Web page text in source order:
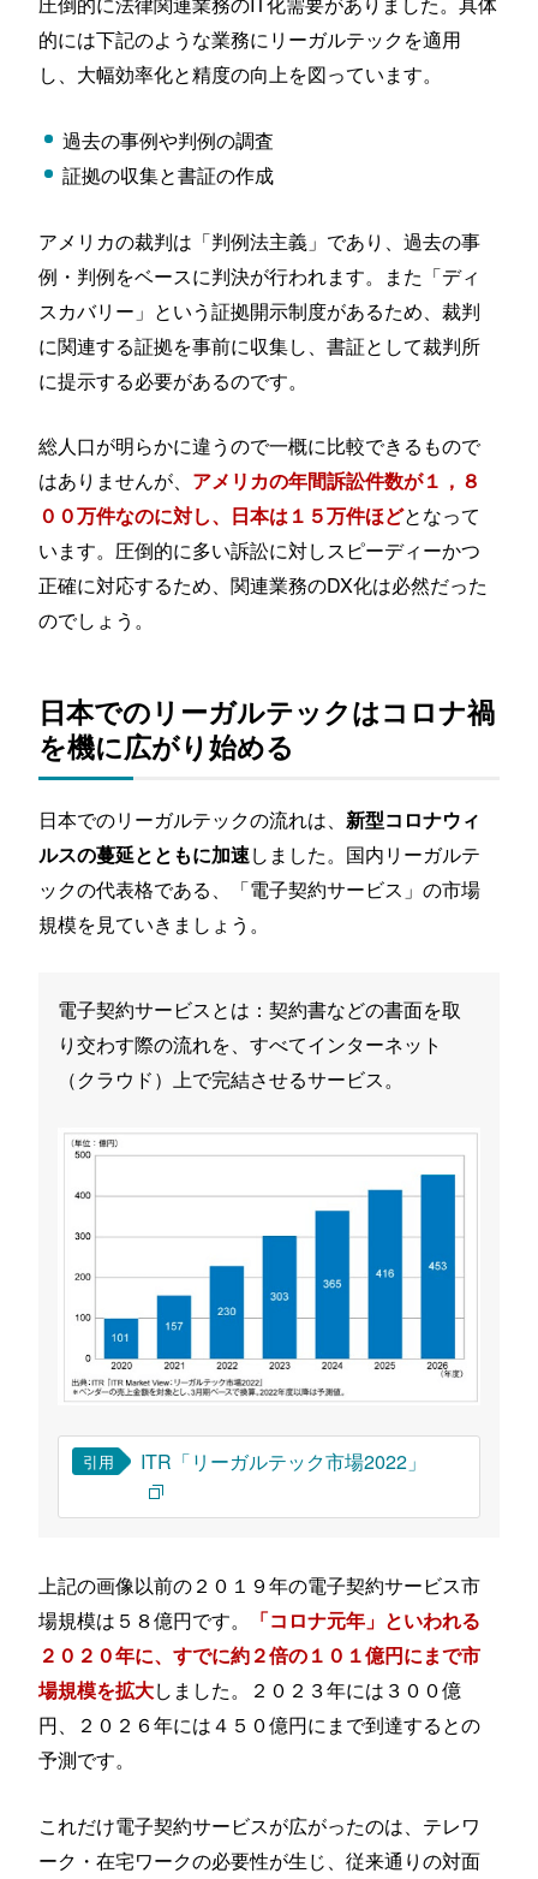
的には下記のような業務にリーガルテックを適用
し、大幅効率化と精度の向上を図っています。
過去の事例や判例の調査
証拠の収集と書証の作成
アメリカの裁判は「判例法主義」であり、過去の事
例・判例をベースに判決が行われます。また「ディ
スカバリー」という証拠開示制度があるため、裁判
に関連する証拠を事前に収集し、書証として裁判所
に提示する必要があるのです。
総人口が明らかに違うので一概に比較できるもので
はありませんが、 アメリカの年間訴訟件数が１，８
００万件なのに対し、日本は１５万件ほどとなって
います。圧倒的に多い訴訟に対しスピーディーかつ
正確に対応するため、関連業務のDX化は必然だった
のでしょう。
日本でのリーガルテックはコロナ禍
を機に広がり始める
日本でのリーガルテックの流れは、新型コロナウィ
ルスの蔓延とともに加速しました。国内リーガルテ
ックの代表格である、「電子契約サービス」の市場
規模を見ていきましょう。
電子契約サービスとは：契約書などの書面を取
り交わす際の流れを、すべてインターネット
（クラウド）上で完結させるサービス。
引用 ITR「リーガルテック市場2022」
上記の画像以前の２０１９年の電子契約サービス市
場規模は５８億円です。
「コロナ元年」といわれる
２０２０年に、すでに約２倍の１０１億円にまで市
場規模を拡大しました。２０２３年には３００億
円、２０２６年には４５０億円にまで到達するとの
予測です。
これだけ電子契約サービスが広がったのは、テレワ
ーク・在宅ワークの必要性が生じ、従来通りの対面